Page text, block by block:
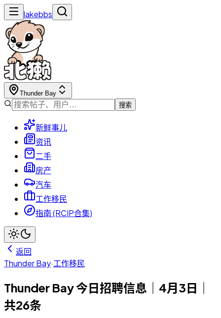
lakebbs
Thunder Bay
搜索
新鲜事儿
资讯
二手
房产
汽车
工作移民
指南 (RCIP合集)
返回
Thunder Bay·工作移民
Thunder Bay 今日招聘信息｜4月3日｜
共26条